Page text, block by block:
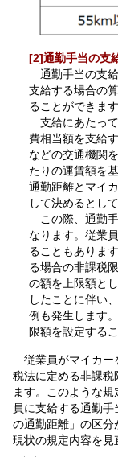
[2]通勤手当の支
通勤手当の支
支給する場合の
ることができます
支給にあたっ
費相当額を支給
などの交通機関
たりの運賃額を
通勤距離とマイ
して決めるとし
この際、通勤
なります。従業
ることもありま
る場合の非課税
の額を上限額と
したことに伴い
例も発生します
限額を設定する
従業員がマイカー
税法に定める非課
ます。このような
員に支給する通勤
の通勤距離」の区分
現状の規定内容を見